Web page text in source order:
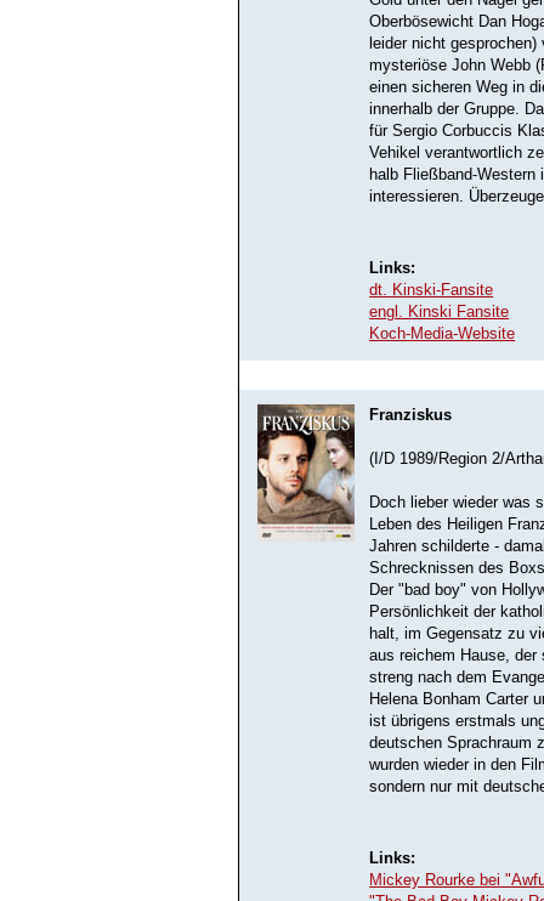
Oberbösewicht Dan
leider nicht
mysteriöse John Webb
einen sicheren Weg in
innerhalb der Gruppe.
für Sergio Corbuccis
Vehikel verantwortlich
halb Fließband-
interessieren.
Links:
dt. Kinski-Fansite
engl. Kinski Fansite
Koch-Media-Website
Franziskus
(I/D 1989/Region 2/
Doch lieber wieder was
Leben des Heiligen
Jahren schilderte -
Schrecknissen des
Der "bad boy" von
Persönlichkeit der
halt, im Gegensatz zu
aus reichem Hause,
streng nach dem
Helena Bonham Carter
ist übrigens erstmals
deutschen Sprachraum
wurden wieder in den
sondern nur mit
Links:
Mickey Rourke bei